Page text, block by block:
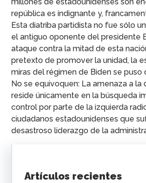
república es indignante y,
Esta diatriba partidista no fue sólo
el antiguo oponente del presidente
ataque contra la mitad de esta
pretexto de promover la unidad, la
miras del régimen de Biden se puso
No se equivoquen: La amenaza a la
reside únicamente en la búsqueda
control por parte de la izquierda
ciudadanos estadounidenses que
desastroso liderazgo de la
Artículos recientes